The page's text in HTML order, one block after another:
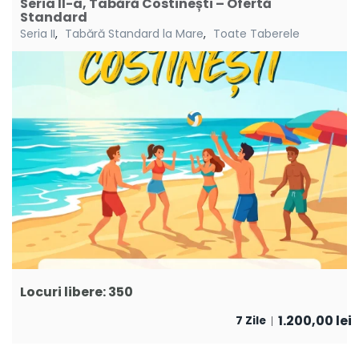
Standard
Seria II, Tabără Standard la Mare, Toate Taberele
Locuri libere: 350
7 Zile 1.200,00 lei